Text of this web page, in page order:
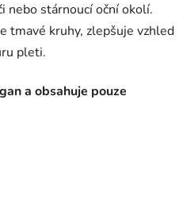
nebo stárnoucí oční okolí.
tmavé kruhy, zlepšuje vzhled
pleti.
a obsahuje pouze